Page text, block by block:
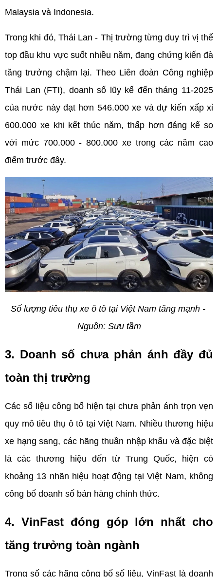
Malaysia và Indonesia.
Trong khi đó, Thái Lan - Thị trường từng duy trì vị thế
top đầu khu vực suốt nhiều năm, đang chứng kiến đà
tăng trưởng chậm lại. Theo Liên đoàn Công nghiệp
Thái Lan (FTI), doanh số lũy kế đến tháng 11-2025
của nước này đạt hơn 546.000 xe và dự kiến xấp xỉ
600.000 xe khi kết thúc năm, thấp hơn đáng kể so
với mức 700.000 - 800.000 xe trong các năm cao
điểm trước đây.
Số lượng tiêu thụ xe ô tô tại Việt Nam tăng mạnh -
Nguồn: Sưu tầm
3. Doanh số chưa phản ánh đầy đủ
toàn thị trường
Các số liệu công bố hiện tại chưa phản ánh trọn vẹn
quy mô tiêu thụ ô tô tại Việt Nam. Nhiều thương hiệu
xe hạng sang, các hãng thuần nhập khẩu và đặc biệt
là các thương hiệu đến từ Trung Quốc, hiện có
khoảng 13 nhãn hiệu hoạt động tại Việt Nam, không
công bố doanh số bán hàng chính thức.
4. VinFast đóng góp lớn nhất cho
tăng trưởng toàn ngành
Trong số các hãng công bố số liệu, VinFast là doanh